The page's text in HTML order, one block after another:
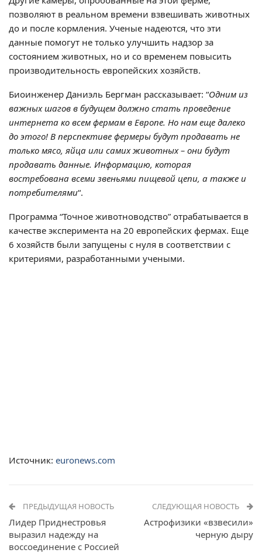
позволяют в реальном времени взвешивать животных
до и после кормления. Ученые надеются, что эти
данные помогут не только улучшить надзор за
состоянием животных, но и со временем повысить
производительность европейских хозяйств.
Биоинженер Даниэль Бергман рассказывает: “Одним из
важных шагов в будущем должно стать проведение
интернета ко всем фермам в Европе. Но нам еще далеко
до этого! В перспективе фермеры будут продавать не
только мясо, яйца или самих животных – они будут
продавать данные. Информацию, которая
востребована всеми звеньями пищевой цепи, а также и
потребителями“.
Программа “Точное животноводство” отрабатывается в
качестве эксперимента на 20 европейских фермах. Еще
6 хозяйств были запущены с нуля в соответствии с
критериями, разработанными учеными.
Источник: euronews.com
ПРЕДЫДУЩАЯ НОВОСТЬ
Лидер Приднестровья
выразил надежду на
воссоединение с Россией
СЛЕДУЮЩАЯ НОВОСТЬ
Астрофизики «взвесили»
черную дыру